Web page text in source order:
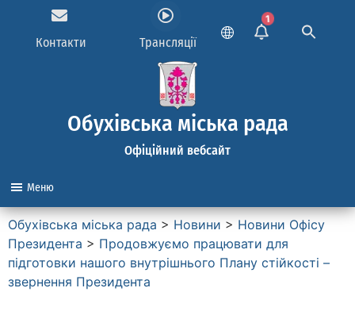
Контакти Трансляції
1
Обухівська міська рада
Офіційний вебсайт
Меню
Обухівська міська рада > Новини > Новини Офісу
Президента > Продовжуємо працювати для
підготовки нашого внутрішнього Плану стійкості –
звернення Президента